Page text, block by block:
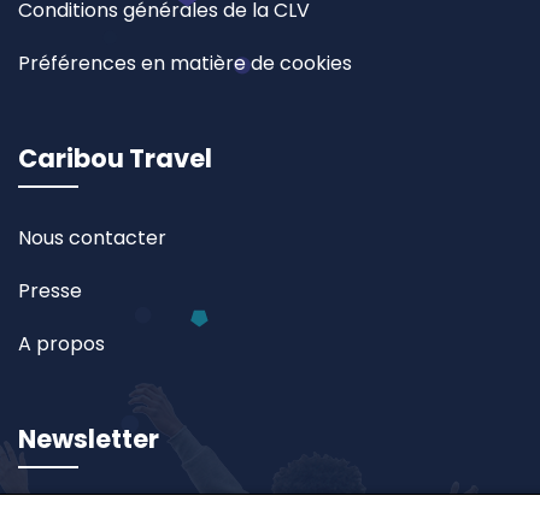
Conditions générales de la CLV
Préférences en matière de cookies
Caribou Travel
Nous contacter
Presse
A propos
Newsletter